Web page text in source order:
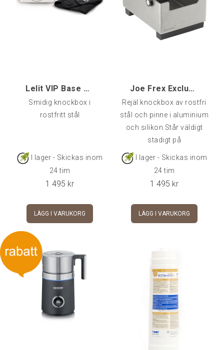
Lelit VIP Base Drawer inkl duk och borste
Smidig knockbox i
rostfritt stål
I lager - Skickas inom
24 tim
1 495 kr
LÄGG I VARUKORG
Joe Frex Exclusive Knockbox [kme]
Rejäl knockbox av rostfri
stål och pinne i aluminium
och silikon.Står väldigt
stadigt på
bänken.Kapacitet: 3.5
literVikt: 2.8 kgMått: 16 x
I lager - Skickas inom
24 tim
1 495 kr
LÄGG I VARUKORG